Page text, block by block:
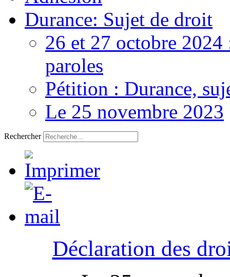
Durance: Sujet de droit
26 et 27 octobre 2024
paroles
Pétition : Durance,
Le 25 novembre 2023
Rechercher
Déclaration des